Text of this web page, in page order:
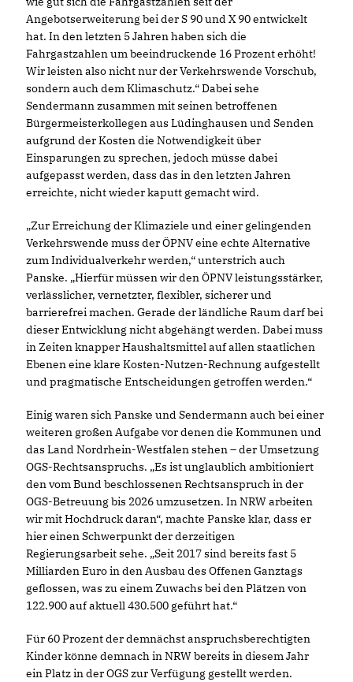
Angebotserweiterung bei der S 90 und X 90 entwickelt
hat. In den letzten 5 Jahren haben sich die
Fahrgastzahlen um beeindruckende 16 Prozent erhöht!
Wir leisten also nicht nur der Verkehrswende Vorschub,
sondern auch dem Klimaschutz.“ Dabei sehe
Sendermann zusammen mit seinen betroffenen
Bürgermeisterkollegen aus Lüdinghausen und Senden
aufgrund der Kosten die Notwendigkeit über
Einsparungen zu sprechen, jedoch müsse dabei
aufgepasst werden, dass das in den letzten Jahren
erreichte, nicht wieder kaputt gemacht wird.
Zur Erreichung der Klimaziele und einer gelingenden
Verkehrswende muss der ÖPNV eine echte Alternative
zum Individualverkehr werden,“ unterstrich auch
Panske. „Hierfür müssen wir den ÖPNV leistungsstärker,
verlässlicher, vernetzter, flexibler, sicherer und
barrierefrei machen. Gerade der ländliche Raum darf bei
dieser Entwicklung nicht abgehängt werden. Dabei muss
in Zeiten knapper Haushaltsmittel auf allen staatlichen
Ebenen eine klare Kosten-Nutzen-Rechnung aufgestellt
und pragmatische Entscheidungen getroffen werden.“
Einig waren sich Panske und Sendermann auch bei einer
weiteren großen Aufgabe vor denen die Kommunen und
das Land Nordrhein-Westfalen stehen – der Umsetzung
OGS-Rechtsanspruchs. „Es ist unglaublich ambitioniert
den vom Bund beschlossenen Rechtsanspruch in der
OGS-Betreuung bis 2026 umzusetzen. In NRW arbeiten
wir mit Hochdruck daran“, machte Panske klar, dass er
hier einen Schwerpunkt der derzeitigen
Regierungsarbeit sehe. „Seit 2017 sind bereits fast 5
Milliarden Euro in den Ausbau des Offenen Ganztags
geflossen, was zu einem Zuwachs bei den Plätzen von
122.900 auf aktuell 430.500 geführt hat.“
Für 60 Prozent der demnächst anspruchsberechtigten
Kinder könne demnach in NRW bereits in diesem Jahr
ein Platz in der OGS zur Verfügung gestellt werden.